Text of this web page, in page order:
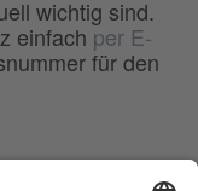
wichtig sind.
einfach per E-
für den